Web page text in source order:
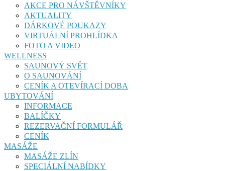
AKCE PRO NÁVŠTĚVNÍKY
AKTUALITY
DÁRKOVÉ POUKAZY
VIRTUÁLNÍ PROHLÍDKA
FOTO A VIDEO
WELLNESS
SAUNOVÝ SVĚT
O SAUNOVÁNÍ
CENÍK A OTEVÍRACÍ DOBA
UBYTOVÁNÍ
INFORMACE
BALÍČKY
REZERVAČNÍ FORMULÁŘ
CENÍK
MASÁŽE
MASÁŽE ZLÍN
SPECIÁLNÍ NABÍDKY